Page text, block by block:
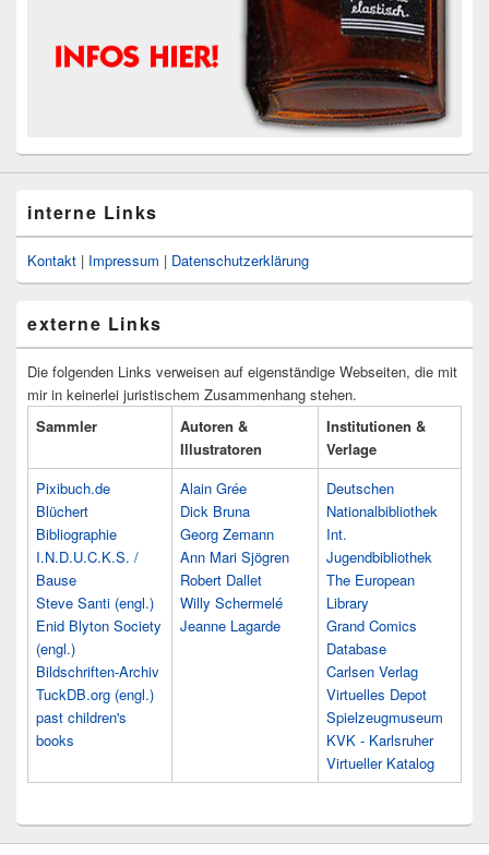
interne Links
Kontakt | Impressum | Datenschutzerklärung
externe Links
Die folgenden Links verweisen auf eigenständige Webseiten, die mit
mir in keinerlei juristischem Zusammenhang stehen.
Sammler
Autoren &
Illustratoren
Institutionen &
Verlage
Pixibuch.de
Blüchert
Bibliographie
I.N.D.U.C.K.S. /
Bause
Steve Santi (engl.)
Enid Blyton Society
(engl.)
Bildschriften-Archiv
TuckDB.org (engl.)
past children's
books
Alain Grée
Dick Bruna
Georg Zemann
Ann Mari Sjögren
Robert Dallet
Willy Schermelé
Jeanne Lagarde
Deutschen
Nationalbibliothek
Int.
Jugendbibliothek
The European
Library
Grand Comics
Database
Carlsen Verlag
Virtuelles Depot
Spielzeugmuseum
KVK - Karlsruher
Virtueller Katalog